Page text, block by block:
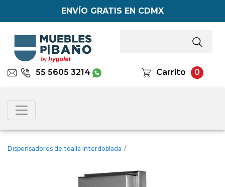
ENVÍO GRATIS EN CDMX
55 5605 3214 Carrito 0
Dispensadores de toalla interdoblada /